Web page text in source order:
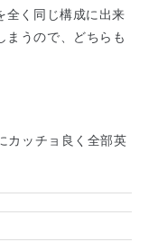
全く同じ構成に出来
まうので、どちらも
カッチョ良く全部英